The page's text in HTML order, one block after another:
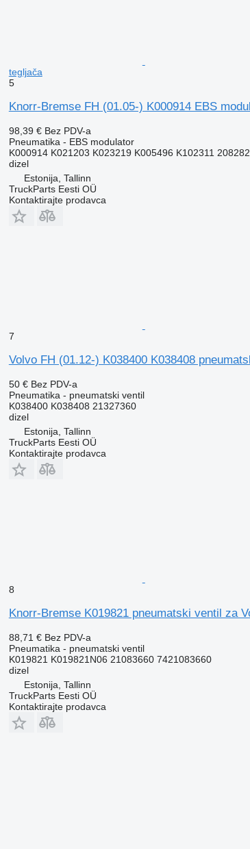
tegljača
5
Knorr-Bremse FH (01.05-) K000914 EBS
98,39 € Bez PDV-a
Pneumatika - EBS modulator
K000914 K021203 K023219 K005496 K102311
dizel
Estonija, Tallinn
TruckParts Eesti OÜ
Kontaktirajte prodavca
7
Volvo FH (01.12-) K038400 K038408
50 € Bez PDV-a
Pneumatika - pneumatski ventil
K038400 K038408 21327360
dizel
Estonija, Tallinn
TruckParts Eesti OÜ
Kontaktirajte prodavca
8
Knorr-Bremse K019821 pneumatski ventil za
88,71 € Bez PDV-a
Pneumatika - pneumatski ventil
K019821 K019821N06 21083660 7421083660
dizel
Estonija, Tallinn
TruckParts Eesti OÜ
Kontaktirajte prodavca